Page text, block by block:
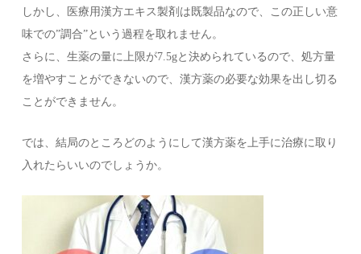
しかし、医療用漢方エキス製剤は既製品なので、この正しい意
味での”調合”という過程を取れません。
さらに、生薬の量に上限が7.5gと決められているので、処方量
を増やすことができないので、漢方薬の必要な効果を出し切る
ことができません。
では、結局のところどのようにして漢方薬を上手に治療に取り
入れたらいいのでしょうか。